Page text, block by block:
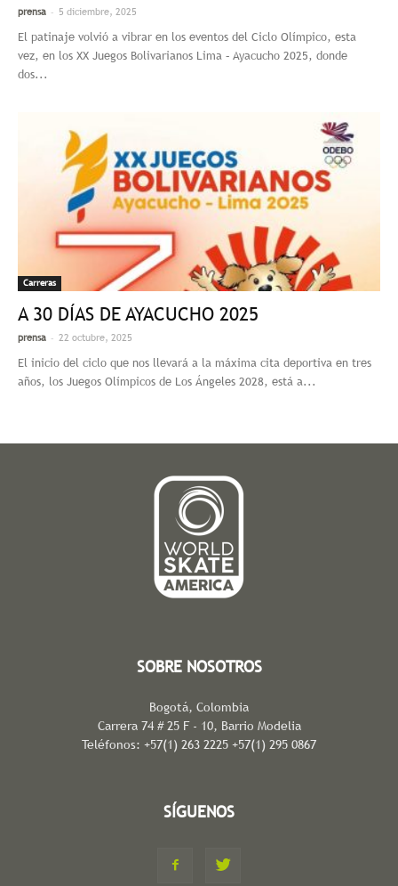
prensa - 5 diciembre, 2025
El patinaje volvió a vibrar en los eventos del Ciclo Olímpico, esta
vez, en los XX Juegos Bolivarianos Lima – Ayacucho 2025, donde
dos...
Carreras
A 30 DÍAS DE AYACUCHO 2025
prensa - 22 octubre, 2025
El inicio del ciclo que nos llevará a la máxima cita deportiva en tres
años, los Juegos Olímpicos de Los Ángeles 2028, está a...
SOBRE NOSOTROS
Bogotá, Colombia
Carrera 74 # 25 F - 10, Barrio Modelia
Teléfonos: +57(1) 263 2225 +57(1) 295 0867
SÍGUENOS